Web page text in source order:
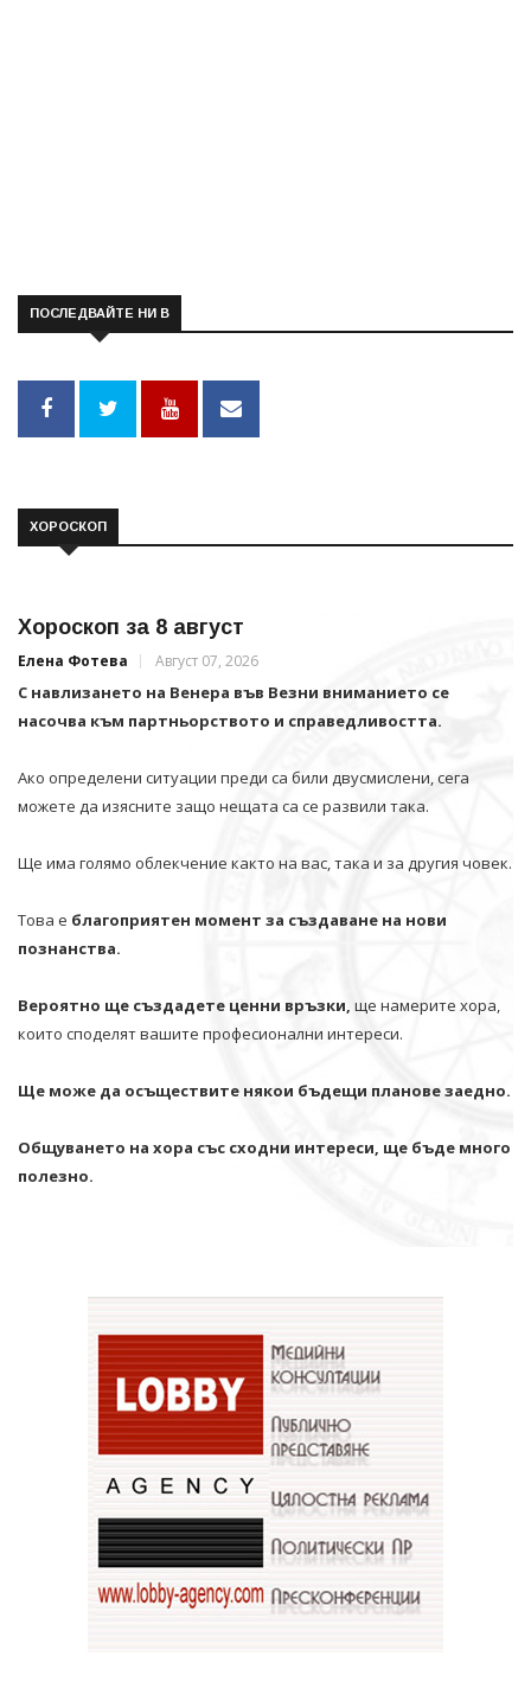
ПОСЛЕДВАЙТЕ НИ В
ХОРОСКОП
Хороскоп за 8 август
Елена Фотева Август 07, 2026
С навлизането на Венера във Везни вниманието се
насочва към партньорството и справедливостта.
Ако определени ситуации преди са били двусмислени, сега
можете да изясните защо нещата са се развили така.
Ще има голямо облекчение както на вас, така и за другия човек.
Това е благоприятен момент за създаване на нови
познанства.
Вероятно ще създадете ценни връзки, ще намерите хора,
които споделят вашите професионални интереси.
Ще може да осъществите някои бъдещи планове заедно.
Общуването на хора със сходни интереси, ще бъде много
полезно.